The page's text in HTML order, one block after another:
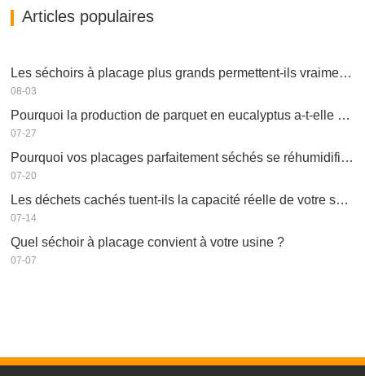
Articles populaires
Les séchoirs à placage plus grands permettent-ils vraiment d'économiser de l'argent ?
08-03
Pourquoi la production de parquet en eucalyptus a-t-elle besoin d'un séchoir à placages ?
07-27
Pourquoi vos placages parfaitement séchés se réhumidifient-ils ?
07-20
Les déchets cachés tuent-ils la capacité réelle de votre séchoir à placage ?
07-14
Quel séchoir à placage convient à votre usine ?
07-07